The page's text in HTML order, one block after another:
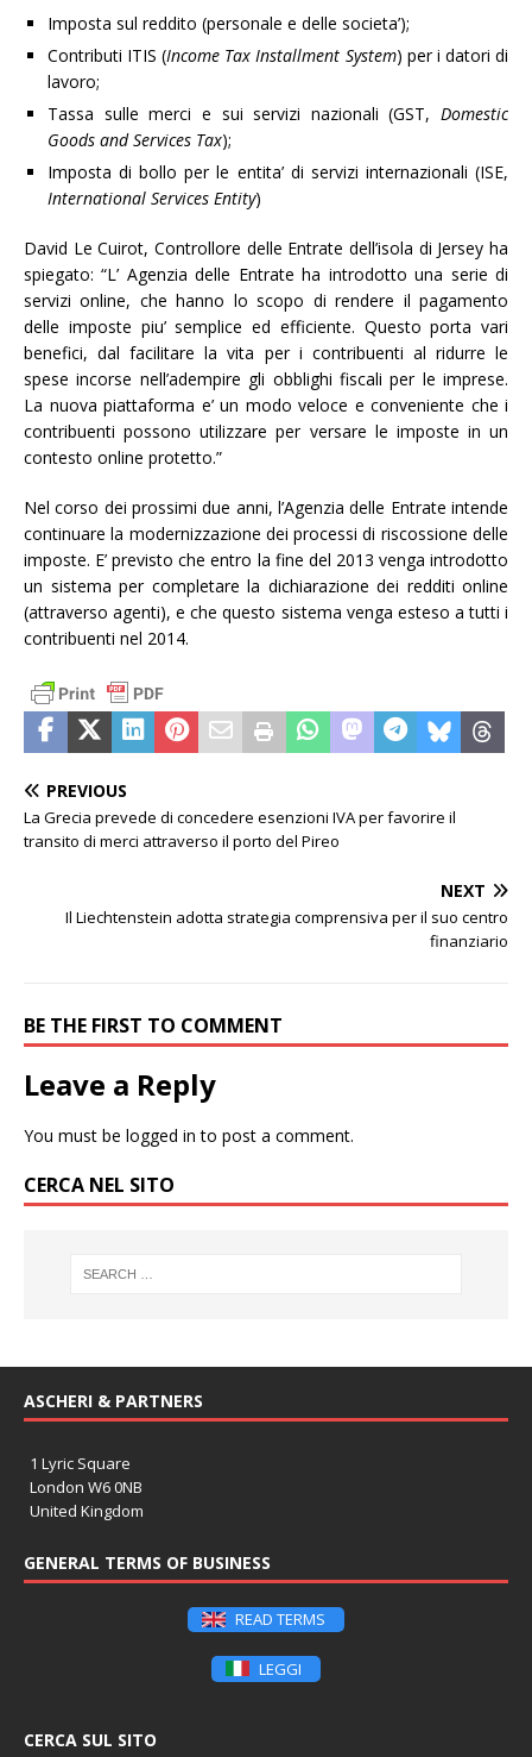
Imposta sul reddito (personale e delle societa’);
Contributi ITIS (Income Tax Installment System) per i datori di
lavoro;
Tassa sulle merci e sui servizi nazionali (GST, Domestic
Goods and Services Tax);
Imposta di bollo per le entita’ di servizi internazionali (ISE,
International Services Entity)
David Le Cuirot, Controllore delle Entrate dell’isola di Jersey ha
spiegato: “L’ Agenzia delle Entrate ha introdotto una serie di
servizi online, che hanno lo scopo di rendere il pagamento
delle imposte piu’ semplice ed efficiente. Questo porta vari
benefici, dal facilitare la vita per i contribuenti al ridurre le
spese incorse nell’adempire gli obblighi fiscali per le imprese.
La nuova piattaforma e’ un modo veloce e conveniente che i
contribuenti possono utilizzare per versare le imposte in un
contesto online protetto.”
Nel corso dei prossimi due anni, l’Agenzia delle Entrate intende
continuare la modernizzazione dei processi di riscossione delle
imposte. E’ previsto che entro la fine del 2013 venga introdotto
un sistema per completare la dichiarazione dei redditi online
(attraverso agenti), e che questo sistema venga esteso a tutti i
contribuenti nel 2014.
PREVIOUS
La Grecia prevede di concedere esenzioni IVA per favorire il
transito di merci attraverso il porto del Pireo
NEXT
Il Liechtenstein adotta strategia comprensiva per il suo centro
finanziario
BE THE FIRST TO COMMENT
Leave a Reply
You must be logged in to post a comment.
CERCA NEL SITO
ASCHERI & PARTNERS
1 Lyric Square
London W6 0NB
United Kingdom
GENERAL TERMS OF BUSINESS
READ TERMS
LEGGI
CERCA SUL SITO